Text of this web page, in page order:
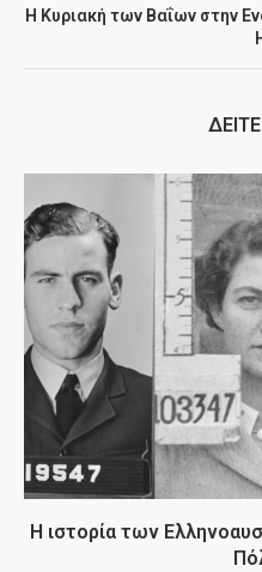
Η Κυριακή των Βαΐων στην
Η ιστορία των